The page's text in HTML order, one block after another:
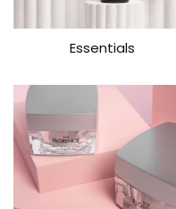
Essentials